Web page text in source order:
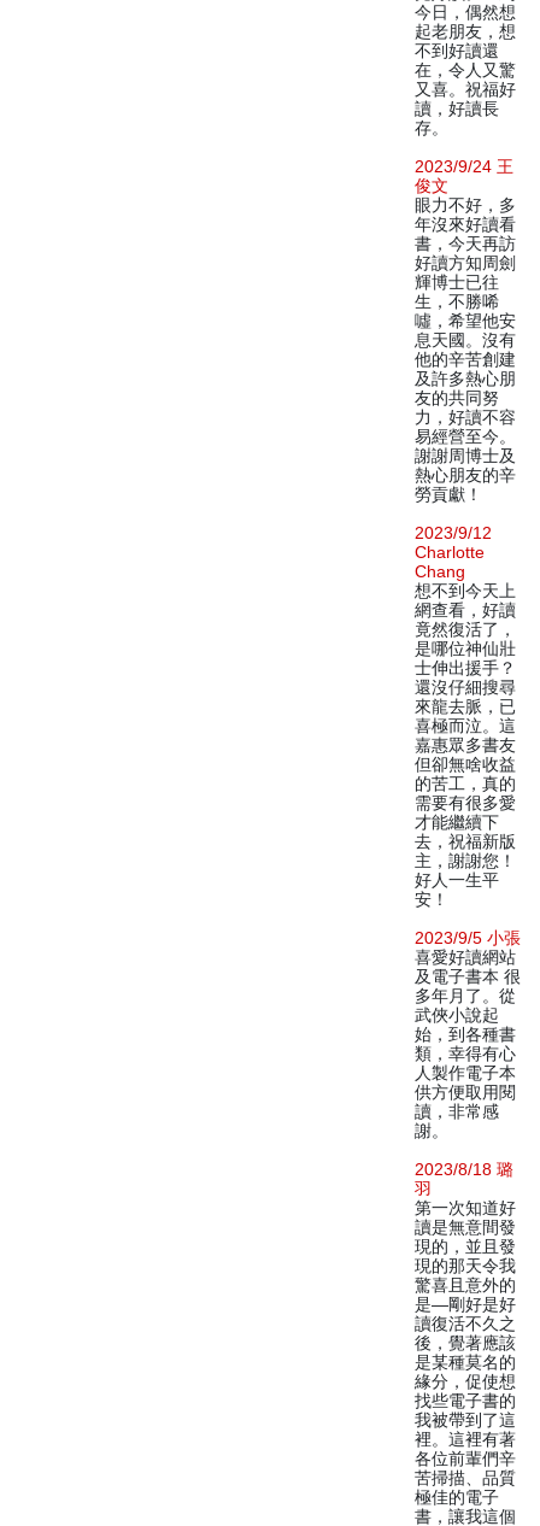
今日，偶然想
起老朋友，想
不到好讀還
在，令人又驚
又喜。祝福好
讀，好讀長
存。
2023/9/24 王
俊文
眼力不好，多
年沒來好讀看
書，今天再訪
好讀方知周劍
輝博士已往
生，不勝唏
噓，希望他安
息天國。沒有
他的辛苦創建
及許多熱心朋
友的共同努
力，好讀不容
易經營至今。
謝謝周博士及
熱心朋友的辛
勞貢獻！
2023/9/12
Charlotte
Chang
想不到今天上
網查看，好讀
竟然復活了，
是哪位神仙壯
士伸出援手？
還沒仔細搜尋
來龍去脈，已
喜極而泣。這
嘉惠眾多書友
但卻無啥收益
的苦工，真的
需要有很多愛
才能繼續下
去，祝福新版
主，謝謝您！
好人一生平
安！
2023/9/5 小張
喜愛好讀網站
及電子書本 很
多年月了。從
武俠小說起
始，到各種書
類，幸得有心
人製作電子本
供方便取用閱
讀，非常感
謝。
2023/8/18 璐
羽
第一次知道好
讀是無意間發
現的，並且發
現的那天令我
驚喜且意外的
是—剛好是好
讀復活不久之
後，覺著應該
是某種莫名的
緣分，促使想
找些電子書的
我被帶到了這
裡。這裡有著
各位前輩們辛
苦掃描、品質
極佳的電子
書，讓我這個